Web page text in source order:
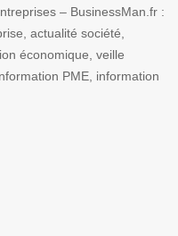
– BusinessMan.fr :
actualité société,
économique, veille
PME, information